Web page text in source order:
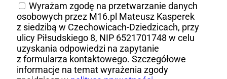
Wyrażam zgodę na przetwarzanie danych
osobowych przez M16.pl Mateusz Kasperek
z siedzibą w Czechowicach-Dziedzicach, przy
ulicy Piłsudskiego 8, NIP 6521701748 w celu
uzyskania odpowiedzi na zapytanie
z formularza kontaktowego. Szczegółowe
informacje na temat wyrażenia zgody